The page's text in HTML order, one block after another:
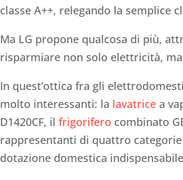
classe A++, relegando la semplice
Ma LG propone qualcosa di più,
risparmiare non solo elettricità,
In quest’ottica fra gli
molto interessanti: la lavatrice a
D1420CF, ilfrigorifero combinato
rappresentanti di quattro
dotazione domestica